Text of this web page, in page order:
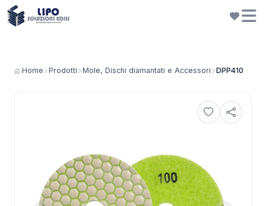
Home Prodotti Mole, Dischi diamantati e Accessori DPP410